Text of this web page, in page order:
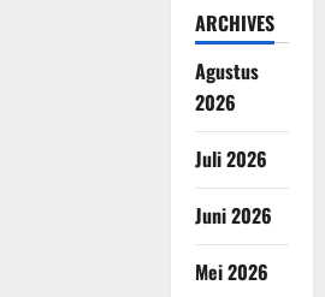
ARCHIVES
Agustus
2026
Juli 2026
Juni 2026
Mei 2026